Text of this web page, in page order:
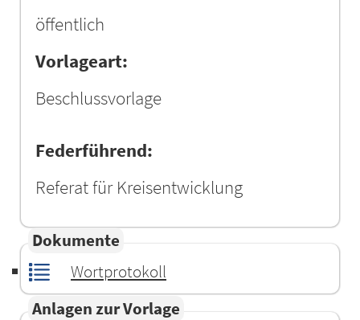
öffentlich
Vorlageart:
Beschlussvorlage
Federführend:
Referat für Kreisentwicklung
Dokumente
Wortprotokoll
Anlagen zur Vorlage